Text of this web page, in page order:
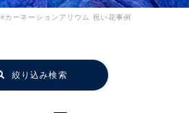
#カーネーションアリウム 祝い花事例
絞り込み検索